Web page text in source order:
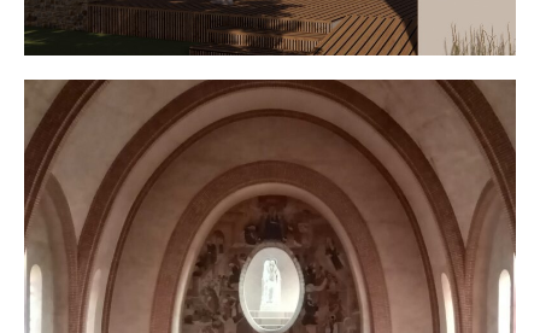
Chapelle Notre Dame de Toutes
Aides